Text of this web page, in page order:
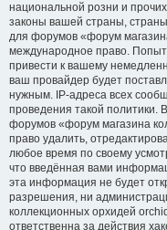
национальной розни и
законы вашей страны,
для форумов «форум
международное право.
привести к вашему
ваш провайдер будет
нужным. IP-адреса всех
проведения такой политики.
форумов «форум магазина
право удалить,
любое время по своему
что введённая вами
эта информация не будет
разрешения, ни
коллекционных орхидей
ответственна за действия